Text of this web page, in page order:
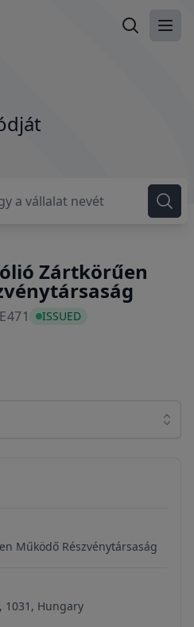
LEI-kereső
Zártkörűen
984500FA158A0EQ8E471
ISSUED
Működő Részvénytársaság
1031, Hungary